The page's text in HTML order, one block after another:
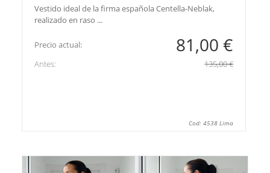
Vestido ideal de la firma española Centella-Neblak,
realizado en raso ...
Precio actual: 81,00 €
Antes: 135,00 €
Cod: 4538 Lima